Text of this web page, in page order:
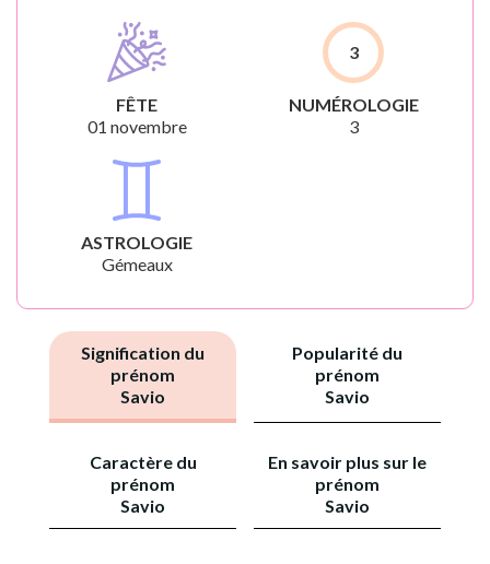
FÊTE
01 novembre
3
NUMÉROLOGIE
3
ASTROLOGIE
Gémeaux
Signification du
prénom
Savio
Popularité du
prénom
Savio
Caractère du
prénom
Savio
En savoir plus sur le
prénom
Savio